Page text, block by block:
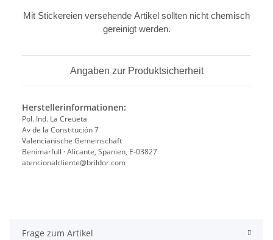
Mit Stickereien versehende Artikel sollten nicht chemisch
gereinigt werden.
Angaben zur Produktsicherheit
Herstellerinformationen:
Pol. Ind. La Creueta
Av de la Constitución 7
Valencianische Gemeinschaft
Benimarfull · Alicante, Spanien, E-03827
atencionalcliente@brildor.com
Frage zum Artikel